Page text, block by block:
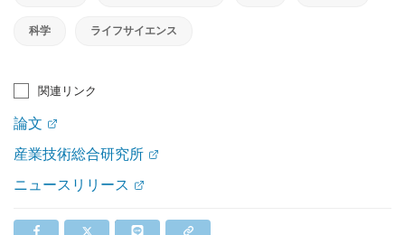
科学 ライフサイエンス
関連リンク
論文
産業技術総合研究所
ニュースリリース